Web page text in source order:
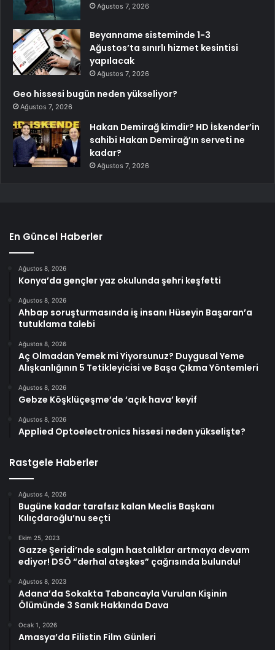
Ağustos 7, 2026
Beyanname sisteminde 1-3
Ağustos’ta sınırlı hizmet kesintisi
yapılacak
Ağustos 7, 2026
Geo hissesi bugün neden yükseliyor?
Ağustos 7, 2026
Hakan Demirağ kimdir? HD İskender’in
sahibi Hakan Demirağ’ın serveti ne
kadar?
Ağustos 7, 2026
En Güncel Haberler
Ağustos 8, 2026
Konya’da gençler yaz okulunda şehri keşfetti
Ağustos 8, 2026
Ahbap soruşturmasında iş insanı Hüseyin Başaran’a
tutuklama talebi
Ağustos 8, 2026
Aç Olmadan Yemek mi Yiyorsunuz? Duygusal Yeme
Alışkanlığının 5 Tetikleyicisi ve Başa Çıkma Yöntemleri
Ağustos 8, 2026
Gebze Köşklüçeşme’de ‘açık hava’ keyif
Ağustos 8, 2026
Applied Optoelectronics hissesi neden yükselişte?
Rastgele Haberler
Ağustos 4, 2026
Bugüne kadar tarafsız kalan Meclis Başkanı
Kılıçdaroğlu’nu seçti
Ekim 25, 2023
Gazze Şeridi’nde salgın hastalıklar artmaya devam
ediyor! DSÖ “derhal ateşkes” çağrısında bulundu!
Ağustos 8, 2023
Adana’da Sokakta Tabancayla Vurulan Kişinin
Ölümünde 3 Sanık Hakkında Dava
Ocak 1, 2026
Amasya’da Filistin Film Günleri